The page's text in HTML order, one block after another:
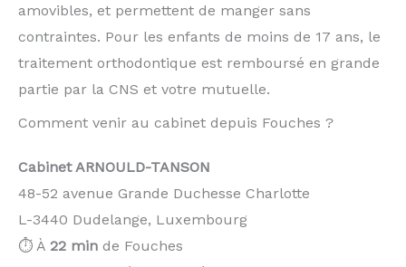
amovibles, et permettent de manger sans
contraintes. Pour les enfants de moins de 17 ans, le
traitement orthodontique est remboursé en grande
partie par la CNS et votre mutuelle.
Comment venir au cabinet depuis Fouches ?
Cabinet ARNOULD-TANSON
48-52 avenue Grande Duchesse Charlotte
L-3440 Dudelange, Luxembourg
⏱️ À 22 min de Fouches